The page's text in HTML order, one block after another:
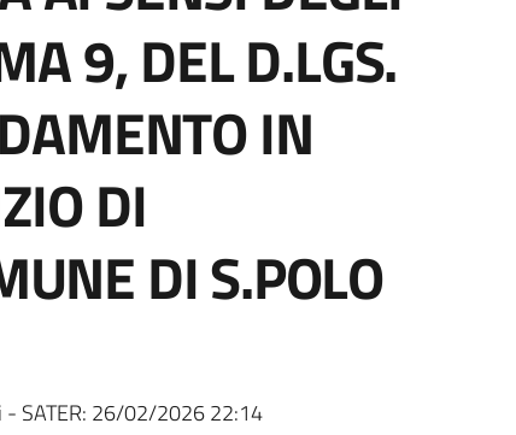
9, DEL D.LGS.
IN
DI
DI S.POLO
SATER: 26/02/2026 22:14